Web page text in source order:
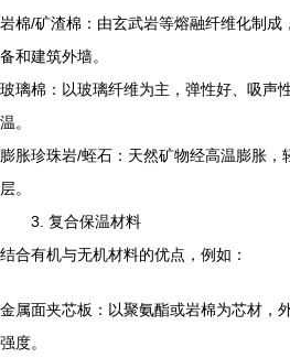
岩棉/矿渣棉：由玄武岩等熔融纤维化制成
备和建筑外墙。
玻璃棉：以玻璃纤维为主，弹性好、吸声
温。
膨胀珍珠岩/蛭石：天然矿物经高温膨胀，
层。
3. 复合保温材料
结合有机与无机材料的优点，例如：
金属面夹芯板：以聚氨酯或岩棉为芯材，
强度。